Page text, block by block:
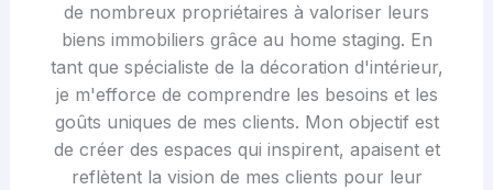
de nombreux propriétaires à valoriser leurs
biens immobiliers grâce au home staging. En
tant que spécialiste de la décoration d'intérieur,
je m'efforce de comprendre les besoins et les
goûts uniques de mes clients. Mon objectif est
de créer des espaces qui inspirent, apaisent et
reflètent la vision de mes clients pour leur